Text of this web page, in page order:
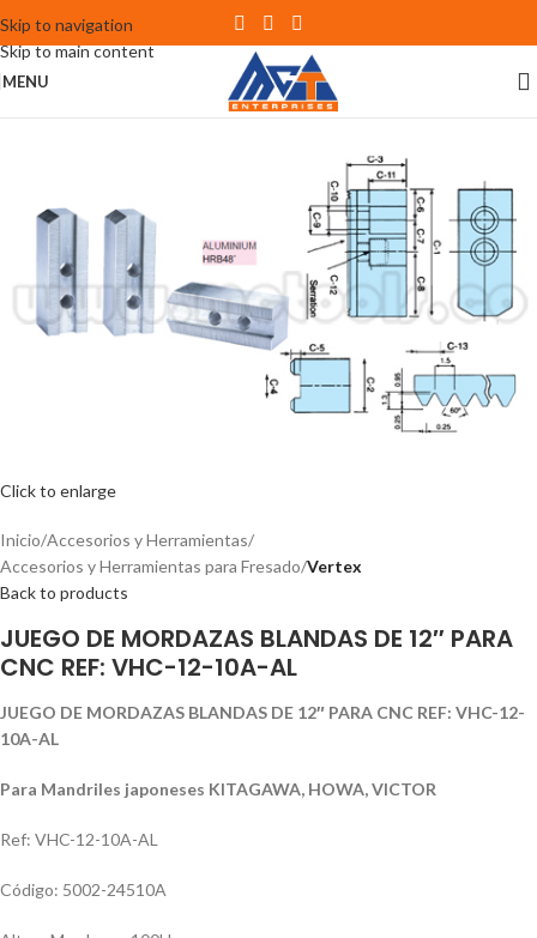
Skip to navigation
Skip to main content
MENU
Click to enlarge
Inicio Accesorios y Herramientas
Accesorios y Herramientas para Fresado Vertex
Back to products
JUEGO DE MORDAZAS BLANDAS DE 12″ PARA
CNC REF: VHC-12-10A-AL
JUEGO DE MORDAZAS BLANDAS DE 12″ PARA CNC REF: VHC-12-
10A-AL
Para Mandriles japoneses KITAGAWA, HOWA, VICTOR
Ref: VHC-12-10A-AL
Código: 5002-24510A